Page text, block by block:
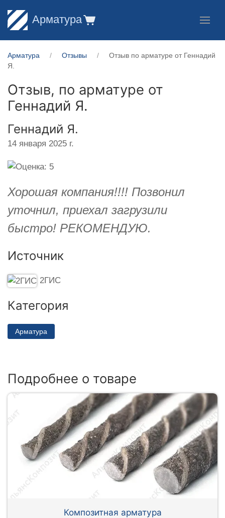
Арматура
Арматура Отзывы
Отзыв по арматуре от Геннадий
Я.
Отзыв, по арматуре от
Геннадий Я.
Геннадий Я.
14 января 2025 г.
Хорошая компания!!!! Позвонил
уточнил, приехал загрузили
быстро! РЕКОМЕНДУЮ.
Источник
2ГИС
Категория
Арматура
Подробнее о товаре
Композитная арматура